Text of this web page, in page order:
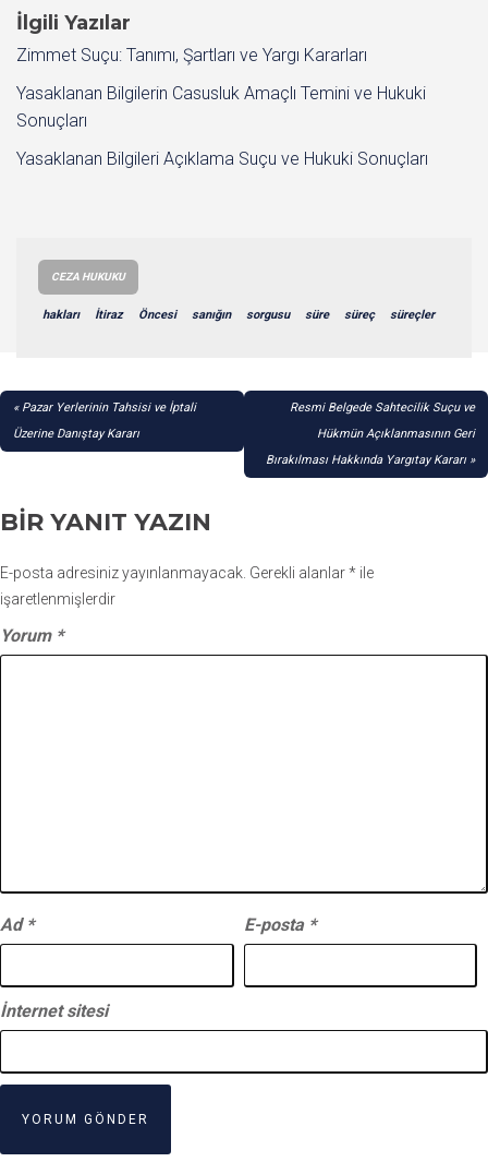
İlgili Yazılar
Zimmet Suçu: Tanımı, Şartları ve Yargı Kararları
Yasaklanan Bilgilerin Casusluk Amaçlı Temini ve Hukuki
Sonuçları
Yasaklanan Bilgileri Açıklama Suçu ve Hukuki Sonuçları
CEZA HUKUKU
hakları İtiraz Öncesi sanığın sorgusu süre süreç süreçler
YAZI
GEZINMESI
Pazar Yerlerinin Tahsisi ve İptali
Üzerine Danıştay Kararı
Resmi Belgede Sahtecilik Suçu ve
Hükmün Açıklanmasının Geri
Bırakılması Hakkında Yargıtay Kararı
BIR YANIT YAZIN
E-posta adresiniz yayınlanmayacak. Gerekli alanlar* ile
işaretlenmişlerdir
Yorum *
Ad * E-posta *
İnternet sitesi